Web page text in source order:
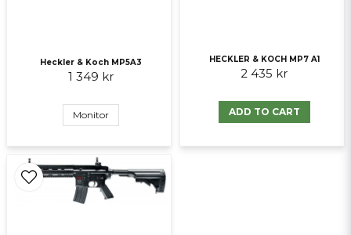
Heckler & Koch MP5A3
1 349 kr
Monitor
HECKLER & KOCH MP7 A1
2 435 kr
ADD TO CART